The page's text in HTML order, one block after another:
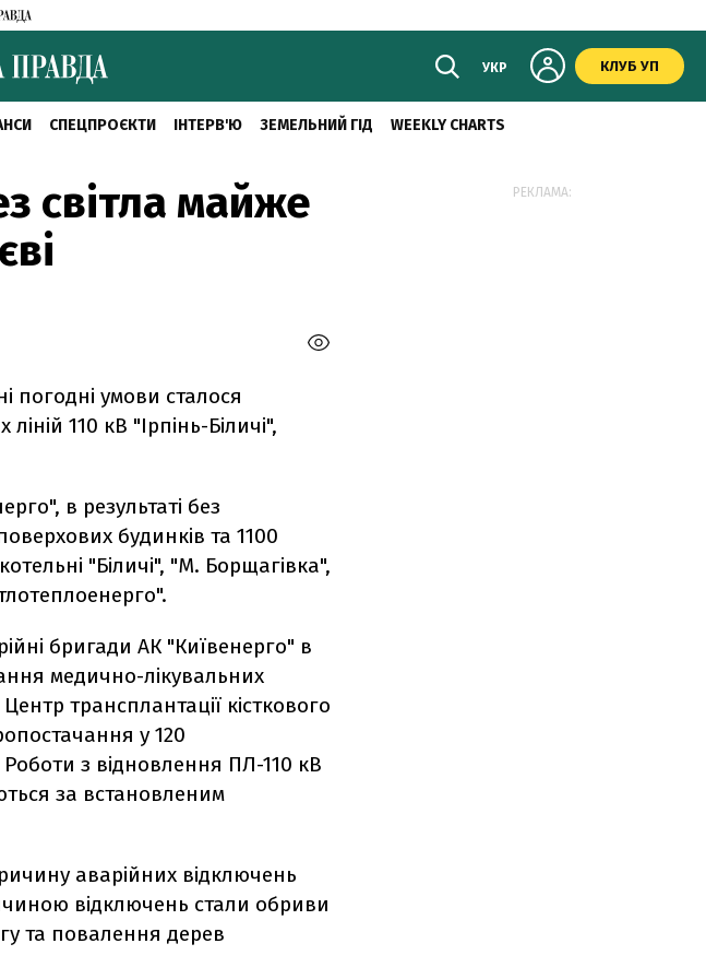
УКР КЛУБ УП
СПЕЦПРОЄКТИ ІНТЕРВ'Ю ЗЕМЕЛЬНИЙ ГІД WEEKLY CHARTS
світла майже
погодні умови сталося
110 кВ "Ірпінь-Біличі",
в результаті без
будинків та 1100
"Біличі", "М. Борщагівка",
бригади АК "Київенерго" в
медично-лікувальних
трансплантації кісткового
у 120
з відновлення ПЛ-110 кВ
за встановленим
аварійних відключень
відключень стали обриви
та повалення дерев
РЕКЛАМА: